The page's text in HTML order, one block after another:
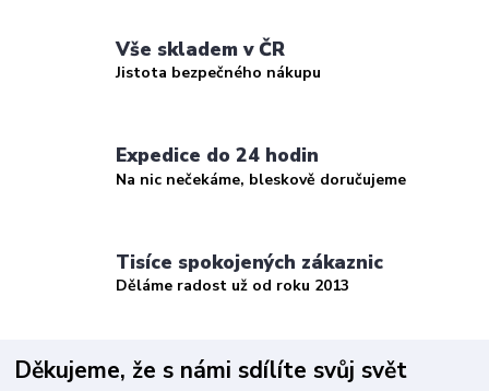
Vše skladem v ČR
Jistota bezpečného nákupu
Expedice do 24 hodin
Na nic nečekáme, bleskově doručujeme
Tisíce spokojených zákaznic
Děláme radost už od roku 2013
Děkujeme, že s námi sdílíte svůj svět